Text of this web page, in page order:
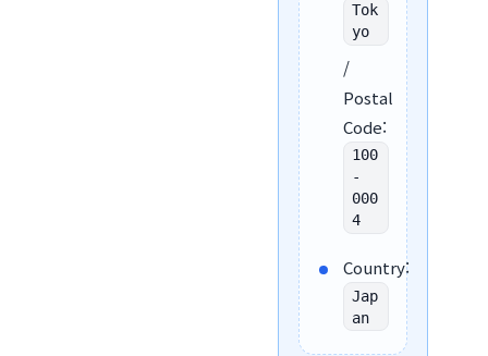
Tok
yo
/
Postal
Code:
100
-
000
4
Country:
Jap
an